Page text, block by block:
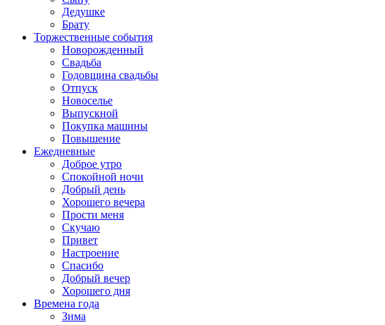
Дедушке
Брату
Торжественные события
Новорожденный
Свадьба
Годовщина свадьбы
Отпуск
Новоселье
Выпускной
Покупка машины
Повышение
Ежедневные
Доброе утро
Спокойной ночи
Добрый день
Хорошего вечера
Прости меня
Скучаю
Привет
Настроение
Спасибо
Добрый вечер
Хорошего дня
Времена года
Зима